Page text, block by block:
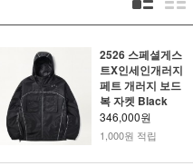
2526 스페셜게스
트X인세인개러지
페트 개러지 보드
복 자켓 Black
346,000원
1,000원 적립